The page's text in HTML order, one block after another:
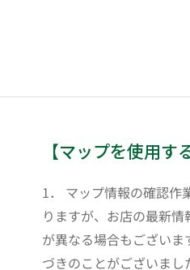
【マップを使用す
1． マップ情報の確認作
りますが、お店の最新
が異なる場合もございま
づきのことがございまし